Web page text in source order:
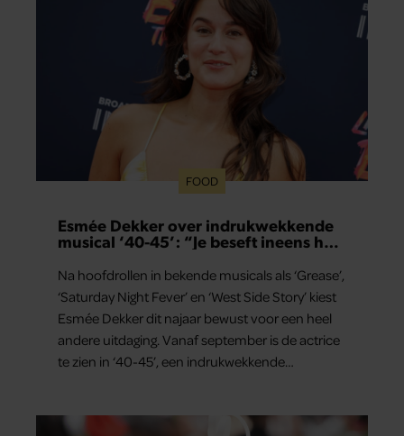
FOOD
Esmée Dekker over indrukwekkende
musical ‘40-45’: “Je beseft ineens hoe
Na hoofdrollen in bekende musicals als ‘Grease’,
‘Saturday Night Fever’ en ‘West Side Story’ kiest
Esmée Dekker dit najaar bewust voor een heel
andere uitdaging. Vanaf september is de actrice
te zien in ‘40-45’, een indrukwekkende
alleen raakt, maar het publiek ook aan het